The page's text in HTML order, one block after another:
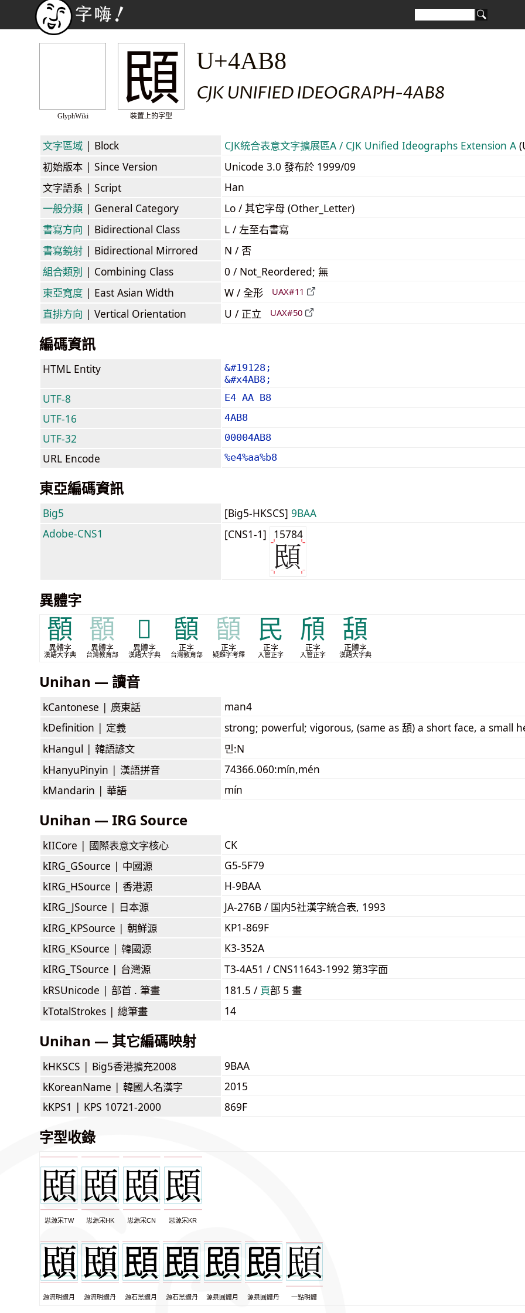
GlyphWiki
䪸
裝置上的字型
U+4AB8
CJK UNIFIED IDEOGRAPH-4AB8
文字區域 | Block CJK統合表意文字擴展區A / CJK Unified Ideographs Extension A
初始版本 | Since Version
Unicode 3.0 發布於 1999/09
文字語系 | Script
Han
一般分類 | General Category
Lo / 其它字母 (Other_Letter)
書寫方向 | Bidirectional Class
L / 左至右書寫
書寫鏡射 | Bidirectional Mirrored
N / 否
組合類別 | Combining Class
0 / Not_Reordered; 無
東亞寬度 | East Asian Width W / 全形 UAX#11
直排方向 | Vertical Orientation U / 正立 UAX#50
編碼資訊
HTML Entity
&#19128;
&#x4AB8;
UTF-8 E4 AA B8
UTF-16 4AB8
UTF-32 00004AB8
URL Encode %e4%aa%b8
東亞編碼資訊
Big5 [Big5-HKSCS] 9BAA
Adobe-CNS1
[CNS1-1] 15784
異體字
𩔉
異體字
漢語大字典
𩔉
異體字
台灣教育部
𩕻
異體字
漢語大字典
䫒
正字
台灣教育部
䫒
正字
疑難字考釋
民
正字
入管正字
頎
正字
入管正字
頢
正體字
漢語大字典
Unihan — 讀音
kCantonese | 廣東話
man4
kDefinition | 定義
strong; powerful; vigorous, (same as 頢) a short face, a small
kHangul | 韓語諺文
민:N
kHanyuPinyin | 漢語拼音
74366.060:mín,mén
kMandarin | 華語 mín
Unihan — IRG Source
kIICore | 國際表意文字核心
CK
kIRG_GSource | 中國源
G5-5F79
kIRG_HSource | 香港源
H-9BAA
kIRG_JSource | 日本源
JA-276B / 国内5社漢字統合表, 1993
kIRG_KPSource | 朝鮮源
KP1-869F
kIRG_KSource | 韓國源
K3-352A
kIRG_TSource | 台灣源
T3-4A51 / CNS11643-1992 第3字面
kRSUnicode | 部首 . 筆畫 181.5 / ⾴部 5 畫
kTotalStrokes | 總筆畫 14
Unihan — 其它編碼映射
kHKSCS | Big5香港擴充2008
9BAA
kKoreanName | 韓國人名漢字
2015
kKPS1 | KPS 10721-2000 869F
字型收錄
思源宋TW 思源宋HK 思源宋CN 思源宋KR
源流明體月 源流明體丹 源石黑體月 源石黑體丹 源泉圓體月 源泉圓體丹 一點明體